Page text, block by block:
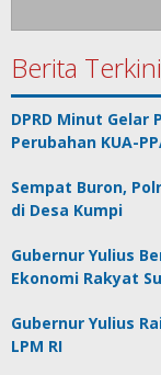
Berita Terkini
DPRD Minut Gelar
Perubahan KUA-
Sempat Buron,
di Desa Kumpi
Gubernur Yulius
Ekonomi Rakyat
Gubernur Yulius
LPM RI